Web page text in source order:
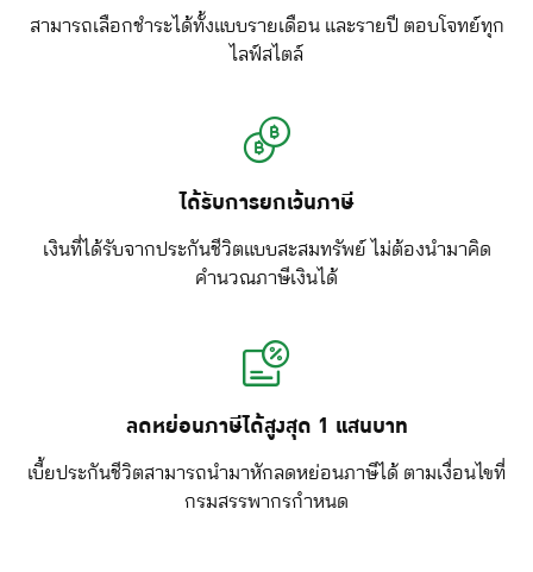
สามารถเลือกชำระได้ทั้งแบบรายเดือน และรายปี ตอบโจทย์ทุก
ไลฟ์สไตล์
ได้รับการยกเว้นภาษี
เงินที่ได้รับจากประกันชีวิตแบบสะสมทรัพย์ ไม่ต้องนำมาคิด
คำนวณภาษีเงินได้
ลดหย่อนภาษีได้สูงสุด 1 แสนบาท
เบี้ยประกันชีวิตสามารถนำมาหักลดหย่อนภาษีได้ ตามเงื่อนไขที่
กรมสรรพากรกำหนด